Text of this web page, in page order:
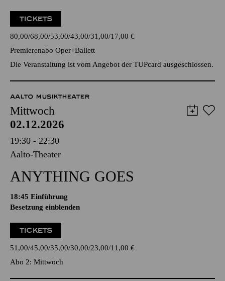
TICKETS
80,00 68,00 53,00 43,00 31,00 17,00 €
Premierenabo Oper+Ballett
Die Veranstaltung ist vom Angebot der TUPcard ausgeschlossen.
AALTO MUSIKTHEATER
Mittwoch
02.12.2026
19:30 - 22:30
Aalto-Theater
ANYTHING GOES
18:45 Einführung
Besetzung einblenden
TICKETS
51,00 45,00 35,00 30,00 23,00 11,00 €
Abo 2: Mittwoch